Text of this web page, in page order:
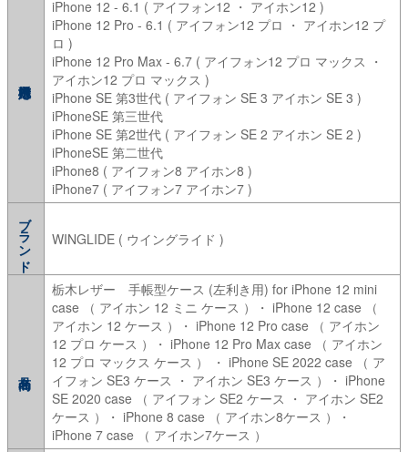
iPhone 12 - 6.1 ( アイフォン12 ・ アイホン12 )
iPhone 12 Pro - 6.1 ( アイフォン12 プロ ・ アイホン12 プ
ロ )
iPhone 12 Pro Max - 6.7 ( アイフォン12 プロ マックス ・
アイホン12 プロ マックス )
iPhone SE 第3世代 ( アイフォン SE 3 アイホン SE 3 )
iPhoneSE 第三世代
iPhone SE 第2世代 ( アイフォン SE 2 アイホン SE 2 )
iPhoneSE 第二世代
iPhone8 ( アイフォン8 アイホン8 )
iPhone7 ( アイフォン7 アイホン7 )
ブランド WINGLIDE ( ウイングライド )
栃木レザー 手帳型ケース (左利き用) for iPhone 12 mini
case （ アイホン 12 ミニ ケース ）・ iPhone 12 case （
アイホン 12 ケース ）・ iPhone 12 Pro case （ アイホン
12 プロ ケース ）・ iPhone 12 Pro Max case （ アイホン
12 プロ マックス ケース ） ・ iPhone SE 2022 case （ ア
イフォン SE3 ケース ・ アイホン SE3 ケース ）・ iPhone
SE 2020 case （ アイフォン SE2 ケース ・ アイホン SE2
ケース ）・ iPhone 8 case （ アイホン8ケース ）・
iPhone 7 case （ アイホン7ケース ）